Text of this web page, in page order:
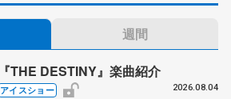
週間
『THE DESTINY』楽曲紹介
アイスショー 2026.08.04